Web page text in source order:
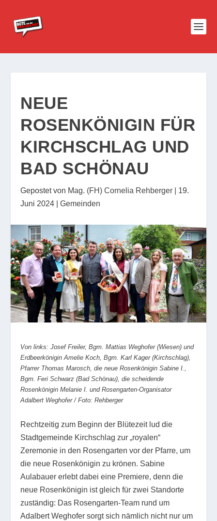
NEUE
ROSENKÖNIGIN FÜR
KIRCHSCHLAG UND
BAD SCHÖNAU
Gepostet von Mag. (FH) Cornelia Rehberger
19.
Juni 2024 |Gemeinden
Von links: Josef Freiler, Bgm. Mattias Weghofer (Wiesen) und
Erdbeerkönigin Amelie Koch, Bgm. Karl Kager (Kirchschlag),
Pfarrer Thomas Marosch, die neue Rosenkönigin Sabine I.,
Bgm. Feri Schwarz (Bad Schönau), die scheidende
Rosenkönigin Melanie I. und Rosengarten-Organisator
Adalbert Weghofer / Foto: Rehberger
Rechtzeitig zum Beginn der Blütezeit lud die
Stadtgemeinde Kirchschlag zur „royalen“
Zeremonie in den Rosengarten vor der Pfarre, um
die neue Rosenkönigin zu krönen. Sabine
Aulabauer erlebt dabei eine Premiere, denn die
neue Rosenkönigin ist gleich für zwei Standorte
zuständig: Das Rosengarten-Team rund um
Adalbert Weghofer sorgt sich nämlich nicht nur um